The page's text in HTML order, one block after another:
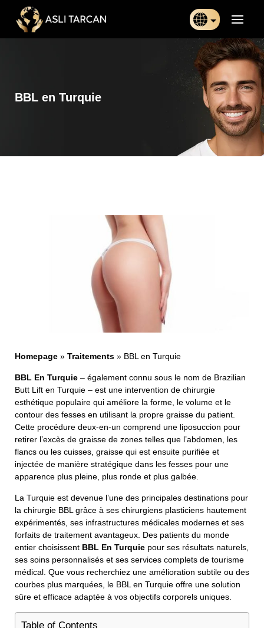
Türkçe
日本語
Indonesia
Български
Français
BBL en Turquie
Homepage » Traitements » BBL en Turquie
BBL En Turquie – également connu sous le nom de Brazilian
Butt Lift en Turquie – est une intervention de chirurgie
esthétique populaire qui améliore la forme, le volume et le
contour des fesses en utilisant la propre graisse du patient.
Cette procédure deux-en-un comprend une liposuccion pour
retirer l’excès de graisse de zones telles que l’abdomen, les
flancs ou les cuisses, graisse qui est ensuite purifiée et
injectée de manière stratégique dans les fesses pour une
apparence plus pleine, plus ronde et plus galbée.
La Turquie est devenue l’une des principales destinations pour
la chirurgie BBL grâce à ses chirurgiens plasticiens hautement
expérimentés, ses infrastructures médicales modernes et ses
forfaits de traitement avantageux. Des patients du monde
entier choisissent BBL En Turquie pour ses résultats naturels,
ses soins personnalisés et ses services complets de tourisme
médical. Que vous recherchiez une amélioration subtile ou des
courbes plus marquées, le BBL en Turquie offre une solution
sûre et efficace adaptée à vos objectifs corporels uniques.
Table of Contents